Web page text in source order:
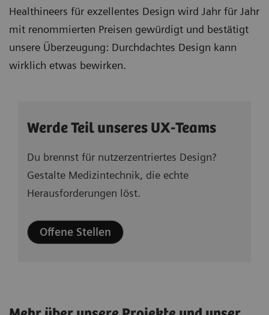
Healthineers für exzellentes Design wird Jahr für Jahr
mit renommierten Preisen gewürdigt und bestätigt
unsere Überzeugung: Durchdachtes Design kann
wirklich etwas bewirken.
Werde Teil unseres UX-Teams
Du brennst für nutzerzentriertes Design?
Gestalte Medizintechnik, die echte
Herausforderungen löst.
Offene Stellen
#Futureshaper
Connected health